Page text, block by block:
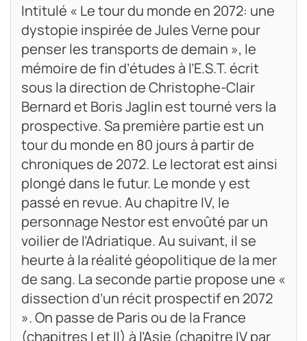
Intitulé « Le tour du monde en 2072: une
dystopie inspirée de Jules Verne pour
penser les transports de demain », le
mémoire de fin d’études à l’E.S.T. écrit
sous la direction de Christophe-Clair
Bernard et Boris Jaglin est tourné vers la
prospective. Sa première partie est un
tour du monde en 80 jours à partir de
chroniques de 2072. Le lectorat est ainsi
plongé dans le futur. Le monde y est
passé en revue. Au chapitre IV, le
personnage Nestor est envoûté par un
voilier de l’Adriatique. Au suivant, il se
heurte à la réalité géopolitique de la mer
de sang. La seconde partie propose une «
dissection d’un récit prospectif en 2072
». On passe de Paris ou de la France
(chapitres I et II) à l’Asie (chapitre IV par